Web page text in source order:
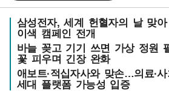
삼성전자, 세계 헌혈자의 날 맞
이색 캠페인 전개
바늘 꽂고 기기 쓰면 가상 정원
꽃 피우며 긴장 완화
애보트·적십자사와 맞손…의료·
세대 플랫폼 가능성 입증